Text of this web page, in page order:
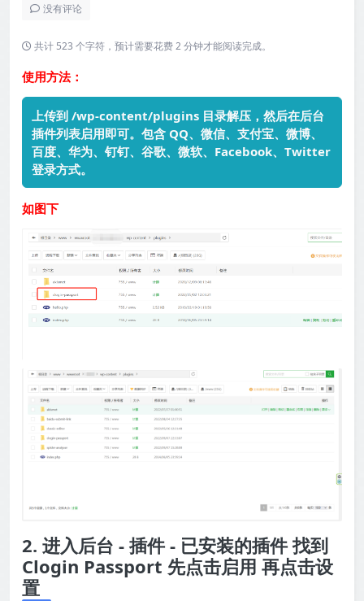
没有评论
共计 523 个字符，预计需要花费 2 分钟才能阅读完成。
使用方法：
上传到 /wp-content/plugins 目录解压，然后在后台
插件列表启用即可。包含 QQ、微信、支付宝、微博、
百度、华为、钉钉、谷歌、微软、Facebook、Twitter
登录方式。
如图下
2. 进入后台 - 插件 - 已安装的插件 找到
Clogin Passport 先点击启用 再点击设
置